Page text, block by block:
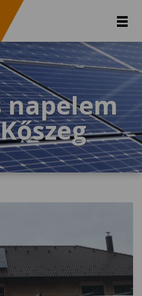
napelem